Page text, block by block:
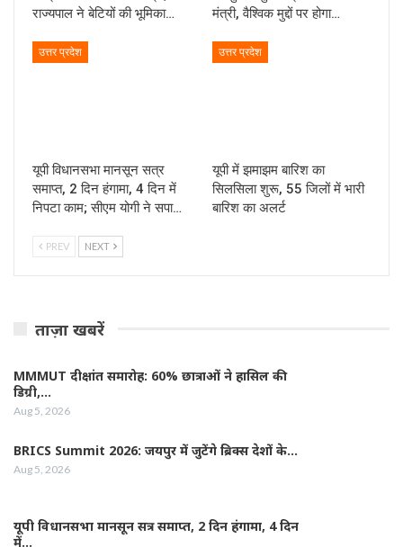
राज्यपाल ने बेटियों की भूमिका…
मंत्री, वैश्विक मुद्दों पर होगा…
उत्तर प्रदेश
यूपी विधानसभा मानसून सत्र
समाप्त, 2 दिन हंगामा, 4 दिन में
निपटा काम; सीएम योगी ने सपा…
उत्तर प्रदेश
यूपी में झमाझम बारिश का
सिलसिला शुरू, 55 जिलों में भारी
बारिश का अलर्ट
PREV NEXT
ताज़ा खबरें
MMMUT दीक्षांत समारोह: 60% छात्राओं ने हासिल की
डिग्री,…
Aug 5, 2026
BRICS Summit 2026: जयपुर में जुटेंगे ब्रिक्स देशों के…
Aug 5, 2026
यूपी विधानसभा मानसून सत्र समाप्त, 2 दिन हंगामा, 4 दिन
में…